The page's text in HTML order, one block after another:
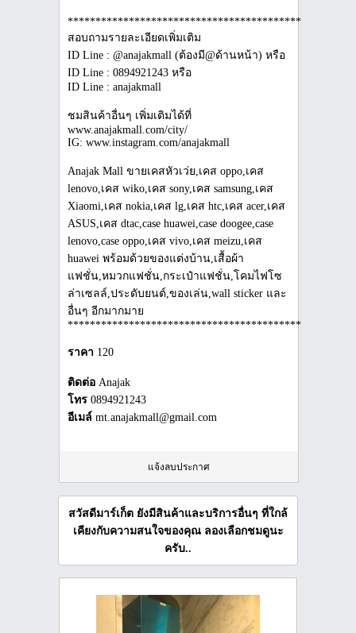
สอบถามรายละเอียดเพิ่มเติม
ID Line : @anajakmall (ต้องมี@ด้านหน้า) หรือ
ID Line : 0894921243 หรือ
ID Line : anajakmall
ชมสินค้าอื่นๆ เพิ่มเติมได้ที่
www.anajakmall.com/city/
IG: www.instagram.com/anajakmall
Anajak Mall ขายเคสหัวเว่ย,เคส oppo,เคส
lenovo,เคส wiko,เคส sony,เคส samsung,เคส
Xiaomi,เคส nokia,เคส lg,เคส htc,เคส acer,เคส
ASUS,เคส dtac,case huawei,case doogee,case
lenovo,case oppo,เคส vivo,เคส meizu,เคส
huawei พร้อมด้วยของแต่งบ้าน,เสื้อผ้า
แฟชั่น,หมวกแฟชั่น,กระเป๋าแฟชั่น,โคมไฟโซ
ล่าเซลล์,ประดับยนต์,ของเล่น,wall sticker และ
อื่นๆ อีกมากมาย
ราคา 120
ติดต่อ Anajak
โทร 0894921243
อีเมล์ mt.anajakmall@gmail.com
แจ้งลบประกาศ
สวัสดีมาร์เก็ต ยังมีสินค้าและบริการอื่นๆ ที่ใกล้
เคียงกับความสนใจของคุณ ลองเลือกชมดูนะ
ครับ..